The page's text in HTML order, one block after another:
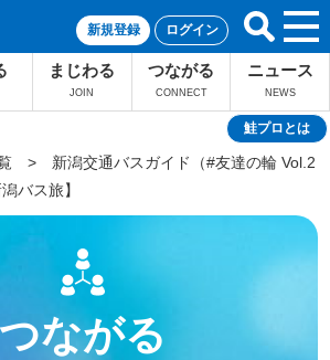
新規登録 ログイン
まじわる
JOIN
つながる
CONNECT
ニュース
NEWS
鮭プロとは
> 新潟交通バスガイド（#友達の輪 Vol.2
バス旅】
つながる